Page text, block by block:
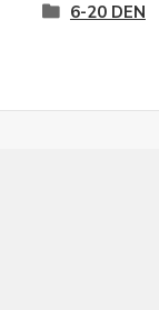
6-20 DEN